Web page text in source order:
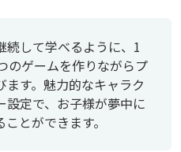
続して学べるように、1
のゲームを作りながらプ
す。魅力的なキャラク
設定で、お子様が夢中に
とができます。